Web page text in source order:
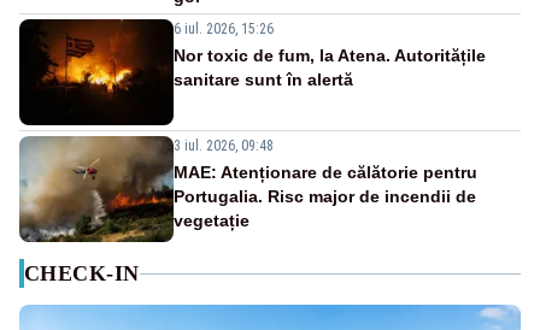
6 iul. 2026, 15:26
Nor toxic de fum, la Atena. Autoritățile
sanitare sunt în alertă
3 iul. 2026, 09:48
MAE: Atenționare de călătorie pentru
Portugalia. Risc major de incendii de
vegetație
CHECK-IN